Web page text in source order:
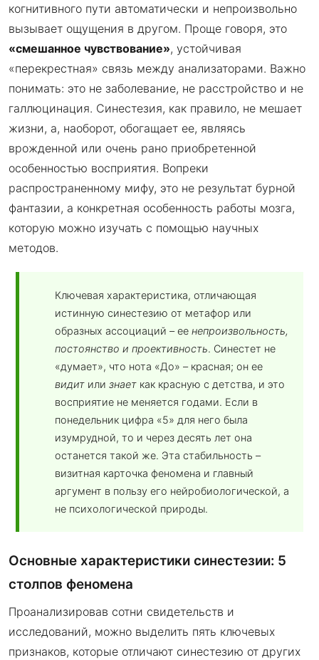
когнитивного пути автоматически и непроизвольно
вызывает ощущения в другом. Проще говоря, это
«смешанное чувствование», устойчивая
«перекрестная» связь между анализаторами. Важно
понимать: это не заболевание, не расстройство и не
галлюцинация. Синестезия, как правило, не мешает
жизни, а, наоборот, обогащает ее, являясь
врожденной или очень рано приобретенной
особенностью восприятия. Вопреки
распространенному мифу, это не результат бурной
фантазии, а конкретная особенность работы мозга,
которую можно изучать с помощью научных
методов.
Ключевая характеристика, отличающая
истинную синестезию от метафор или
образных ассоциаций – ее непроизвольность,
постоянство и проективность. Синестет не
«думает», что нота «До» – красная; он ее
видит или знает как красную с детства, и это
восприятие не меняется годами. Если в
понедельник цифра «5» для него была
изумрудной, то и через десять лет она
останется такой же. Эта стабильность –
визитная карточка феномена и главный
аргумент в пользу его нейробиологической, а
не психологической природы.
Основные характеристики синестезии: 5
столпов феномена
Проанализировав сотни свидетельств и
исследований, можно выделить пять ключевых
признаков, которые отличают синестезию от других